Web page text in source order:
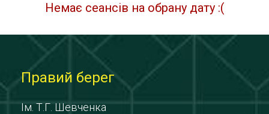
Немає сеансів на обрану дату :(
Правий берег
Ім. Т.Г. Шевченка